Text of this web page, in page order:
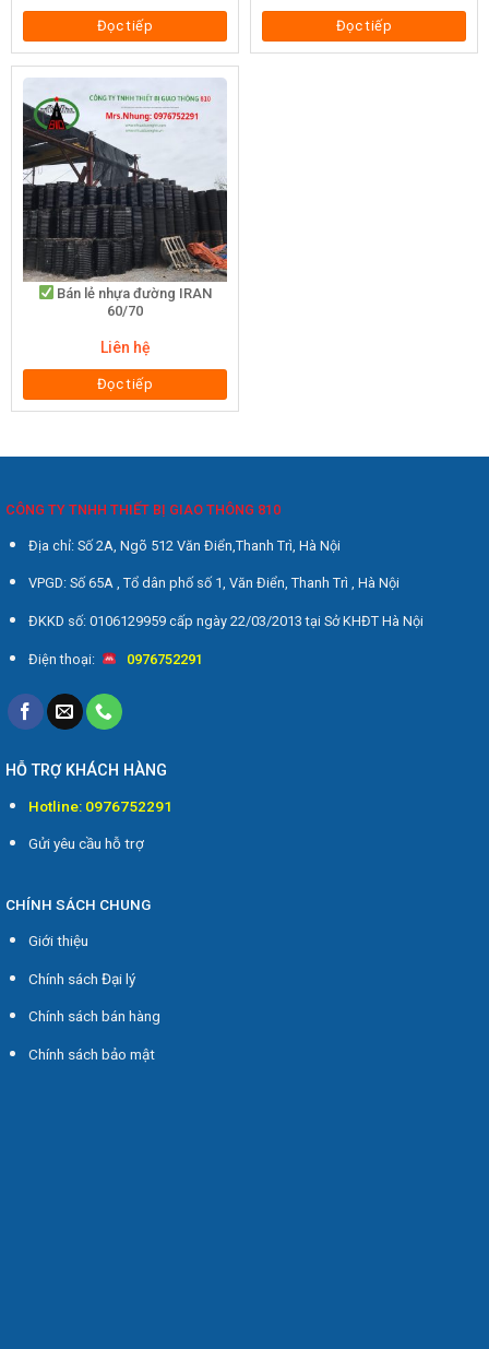
Đọc tiếp Đọc tiếp
Bán lẻ nhựa đường IRAN
60/70
Liên hệ
Đọc tiếp
CÔNG TY TNHH THIẾT BỊ GIAO THÔNG 810
Địa chỉ: Số 2A, Ngõ 512 Văn Điển,Thanh Trì, Hà Nội
VPGD: Số 65A , Tổ dân phố số 1, Văn Điển, Thanh Trì , Hà Nội
ĐKKD số: 0106129959 cấp ngày 22/03/2013 tại Sở KHĐT Hà Nội
Điện thoại: 0976752291
HỖ TRỢ KHÁCH HÀNG
Hotline: 0976752291
Gửi yêu cầu hỗ trợ
CHÍNH SÁCH CHUNG
Giới thiệu
Chính sách Đại lý
Chính sách bán hàng
Chính sách bảo mật